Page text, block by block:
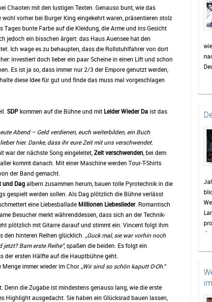
Chaoten mit den lustigen Texten. Genauso bunt, wie das
vorher bei Burger King eingekehrt waren, präsentieren stolz
Tages bunte Farbe auf die Kleidung, die Arme und ins Gesicht
jedoch ein bisschen ärgert: das Haus Auensee hat den
Ich wage es zu behaupten, dass die Rollstuhlfahrer von dort
investiert doch lieber ein paar Scheine in einen Lift und schon
Es ist ja so, dass immer nur 2/3 der Empore genutzt werden,
diese Idee für gut und finde das muss mal vorgeschlagen
SDPkommen auf die Bühne und mit Leider Wieder Da ist das
Abend – Geld verdienen, euch weiterbilden, ein Buch
hier. Danke, dass ihr eure Zeit mit uns verschwendet.
war der nächste Song eingeleitet, Zeit verschwenden , bei dem
kommt danach. Mit einer Maschine werden Tour-T-Shirts
der Band gemacht.
und Dagalbern zusammen herum, bauen tolle Pyrotechnik in die
gespielt werden sollen. Als Dag plötzlich die Bühne verlässt
eine Liebesballade Millionen Liebeslieder. Romantisch
Besucher merkt währenddessen, dass sich an der Technik-
plötzlich mit Gitarre darauf und stimmt ein. Vincent folgt ihm
hinteren Reihen glücklich. „Guck mal, sie war vorhin noch
Bam erste Reihe“, spaßen die beiden. Es folgt ein
der ersten Hälfte auf die Hauptbühne geht.
Menge immer wieder im Chor „Wir sind so schön kaputt O-Oh.“
die Zugabe ist mindestens genauso lang, wie die erste
Highlight ausgedacht. Sie haben ein Glücksrad bauen lassen,